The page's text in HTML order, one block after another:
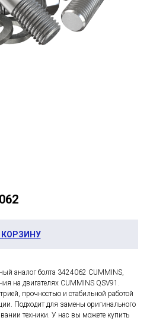
КОРЗИНУ
аналог болта 3424062 CUMMINS,
на двигателях CUMMINS QSV91.
прочностью и стабильной работой
Подходит для замены оригинального
техники. У нас вы можете купить